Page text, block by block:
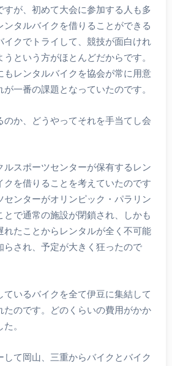
すが、初めて大会に参加する人も多
ンタルバイクを借りることができる
イクでトライして、競技が面白けれ
という方がほとんどだからです。
もレンタルバイクを協会が常に用意
一番の課題となっていたのです。
のか、どうやってそれを手当てし会
ルスポーツセンターが保有するレン
クを借りることを考えていたのです
センターがオリンピック・パラリン
とで通常の施設が閉鎖され、しかも
れたことからレンタルが全く不可能
らされ、予定が大きく狂ったので
ているバイクを全て伊豆に集結して
たのです。どのくらいの費用がかか
。
して岡山、三重からバイクとバイク